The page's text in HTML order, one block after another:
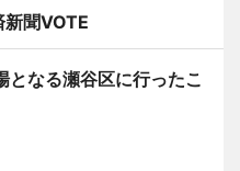
新聞VOTE
となる瀬谷区に行ったこ